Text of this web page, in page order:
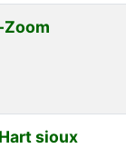
sioux